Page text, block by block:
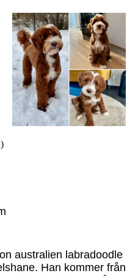
australien labradoodle
Han kommer från